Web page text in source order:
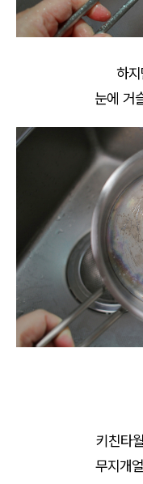
하
눈에 거
키친타
무지개